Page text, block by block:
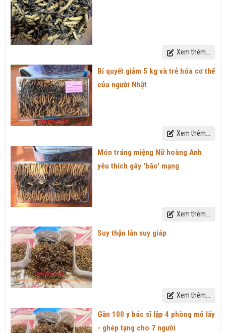
Xem thêm...
Bí quyết giảm 5 kg và trẻ hóa cơ thể
của người Nhật
Xem thêm...
Món tráng miệng Nữ hoàng Anh
yêu thích gây 'bão' mạng
Xem thêm...
Suy thận lẫn suy giáp
Xem thêm...
Gần 100 y bác sĩ lập 4 phòng mổ lấy
- ghép tạng cho 7 người